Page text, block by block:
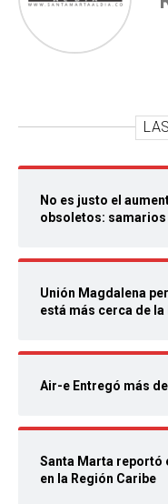
No es justo el
obsoletos: samarios
Unión Magdalena
está más cerca de la
Air-e Entregó más
Santa Marta reportó
en la Región Caribe